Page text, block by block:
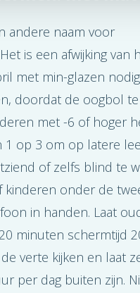
andere naam voor
is een afwijking van
met min-glazen
doordat de oogbol te
met -6 of hoger
1 op 3 om op latere
of zelfs blind te
kinderen onder de
in handen. Laat
minuten schermtijd
verte kijken en laat
per dag buiten zijn.